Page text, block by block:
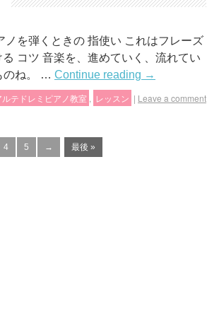
ノを弾くときの 指使い これはフレーズ
コツ 音楽を、進めていく、流れてい
のね。 … Continue reading →
ルテドレミピアノ教室 レッスン | Leave a comment
4 5 → 最後 »